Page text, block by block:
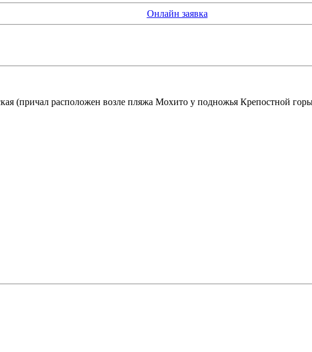
Онлайн заявка
(причал расположен возле пляжа Мохито у подножья Крепостной